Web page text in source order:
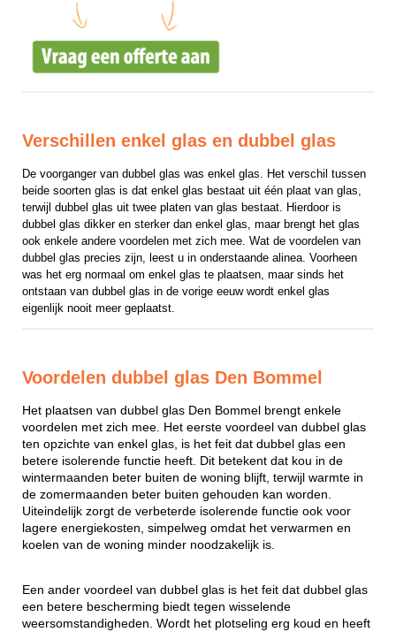
Verschillen enkel glas en dubbel glas
De voorganger van dubbel glas was enkel glas. Het verschil tussen
beide soorten glas is dat enkel glas bestaat uit één plaat van glas,
terwijl dubbel glas uit twee platen van glas bestaat. Hierdoor is
dubbel glas dikker en sterker dan enkel glas, maar brengt het glas
ook enkele andere voordelen met zich mee. Wat de voordelen van
dubbel glas precies zijn, leest u in onderstaande alinea. Voorheen
was het erg normaal om enkel glas te plaatsen, maar sinds het
ontstaan van dubbel glas in de vorige eeuw wordt enkel glas
eigenlijk nooit meer geplaatst.
Voordelen dubbel glas Den Bommel
Het plaatsen van dubbel glas Den Bommel brengt enkele
voordelen met zich mee. Het eerste voordeel van dubbel glas
ten opzichte van enkel glas, is het feit dat dubbel glas een
betere isolerende functie heeft. Dit betekent dat kou in de
wintermaanden beter buiten de woning blijft, terwijl warmte in
de zomermaanden beter buiten gehouden kan worden.
Uiteindelijk zorgt de verbeterde isolerende functie ook voor
lagere energiekosten, simpelweg omdat het verwarmen en
koelen van de woning minder noodzakelijk is.
Een ander voordeel van dubbel glas is het feit dat dubbel glas
een betere bescherming biedt tegen wisselende
weersomstandigheden. Wordt het plotseling erg koud en heeft